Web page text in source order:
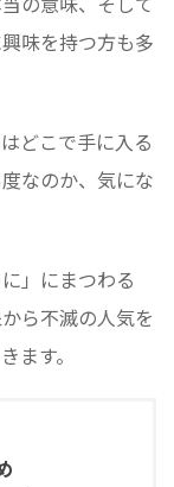
味を持つ方も多
どこで手に入る
なのか、気にな
」にまつわる
ら不滅の人気を
ます。